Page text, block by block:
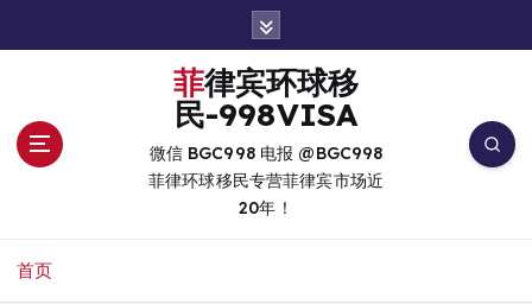
菲律宾环球移
民-998VISA
微信 BGC998 电报 @BGC998
菲律环球移民专营菲律宾市场近
20年！
首页